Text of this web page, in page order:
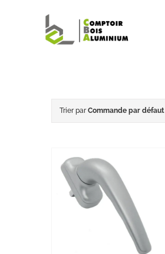
Trier parCommande par défaut